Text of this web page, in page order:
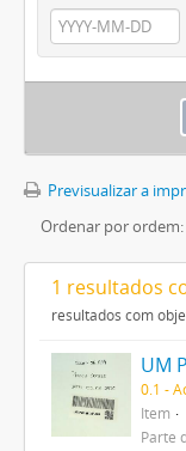
Previsualizar a
Ordenar por ordem:
1 resultados
resultados com
0.1 -
Item
Parte